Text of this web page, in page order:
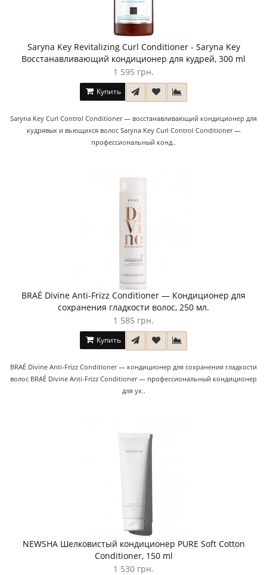
Saryna Key Revitalizing Curl Conditioner - Saryna Key
Восстанавливающий кондиционер для кудрей, 300 ml
1 595 грн.
Купить
Saryna Key Curl Control Conditioner — восстанавливающий кондиционер для
кудрявых и вьющихся волос Saryna Key Curl Control Conditioner —
профессиональный конд..
BRAÉ Divine Anti-Frizz Conditioner — Кондиционер для
сохранения гладкости волос, 250 мл.
1 585 грн.
Купить
BRAÉ Divine Anti-Frizz Conditioner — кондиционер для сохранения гладкости
волос BRAÉ Divine Anti-Frizz Conditioner — профессиональный кондиционер
для ух..
NEWSHA Шелковистый кондиционер PURE Soft Cotton
Conditioner, 150 ml
1 530 грн.